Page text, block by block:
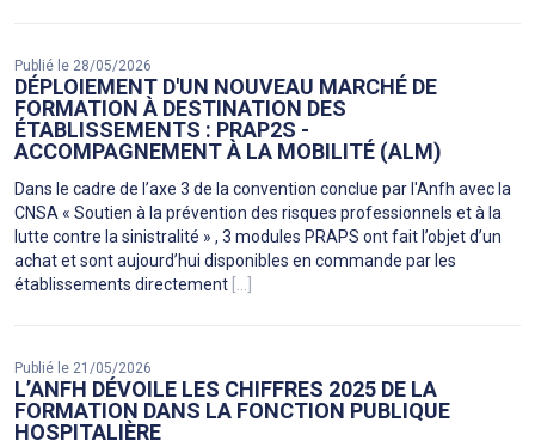
Publié le 28/05/2026
DÉPLOIEMENT D'UN NOUVEAU MARCHÉ DE
FORMATION À DESTINATION DES
ÉTABLISSEMENTS : PRAP2S -
ACCOMPAGNEMENT À LA MOBILITÉ (ALM)
Dans le cadre de l’axe 3 de la convention conclue par l'Anfh avec la
CNSA « Soutien à la prévention des risques professionnels et à la
lutte contre la sinistralité » , 3 modules PRAPS ont fait l’objet d’un
achat et sont aujourd’hui disponibles en commande par les
établissements directement [...]
Publié le 21/05/2026
L’ANFH DÉVOILE LES CHIFFRES 2025 DE LA
FORMATION DANS LA FONCTION PUBLIQUE
HOSPITALIÈRE